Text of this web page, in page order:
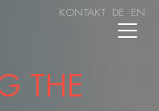
KONTAKT DE EN
THE